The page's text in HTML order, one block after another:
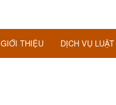
GIỚI THIỆU DỊCH VỤ